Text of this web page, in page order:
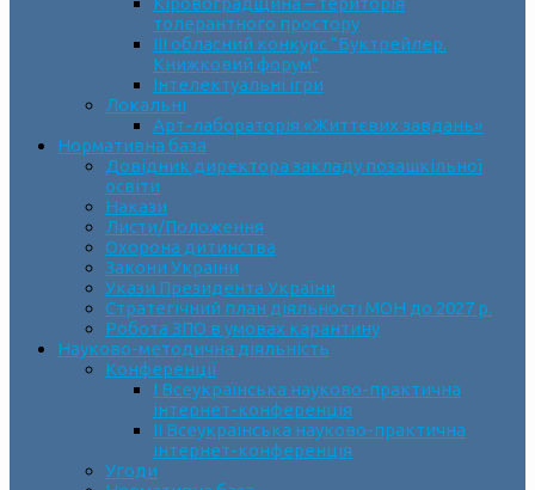
толерантного простору
ІII обласний конкурс “Буктрейлер.
Книжковий форум”
Інтелектуальні ігри
Локальні
Арт-лабораторія «Життєвих завдань»
Нормативна база
Довідник директора закладу позашкільної
освіти
Накази
Листи/Положення
Охорона дитинства
Закони України
Укази Президента України
Стратегічний план діяльності МОН до 2027 р.
Робота ЗПО в умовах карантину
Науково-методична діяльність
Конференції
І Всеукраїнська науково-практична
інтернет-конференція
ІІ Всеукраїнська науково-практична
інтернет-конференція
Угоди